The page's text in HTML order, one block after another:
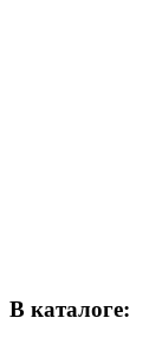
В каталоге: